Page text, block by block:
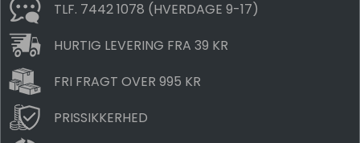
TLF. 7442 1078 (HVERDAGE 9-17)
HURTIG LEVERING FRA 39 KR
FRI FRAGT OVER 995 KR
PRISSIKKERHED